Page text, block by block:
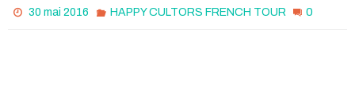
30 mai 2016 HAPPY CULTORS FRENCH TOUR 0